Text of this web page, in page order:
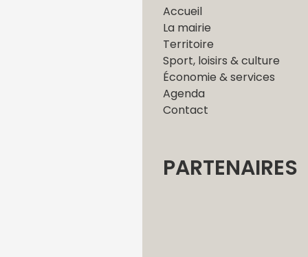
Accueil
La mairie
Territoire
Sport, loisirs & culture
Économie & services
Agenda
Contact
PARTENAIRES